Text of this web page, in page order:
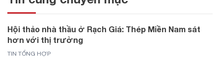
Hội thảo nhà thầu ở Rạch Giá: Thép Miền Nam sát
hơn với thị trường
TIN TỔNG HỢP